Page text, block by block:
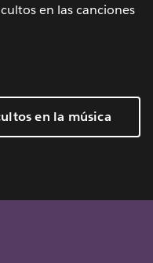
en las canciones
en la música